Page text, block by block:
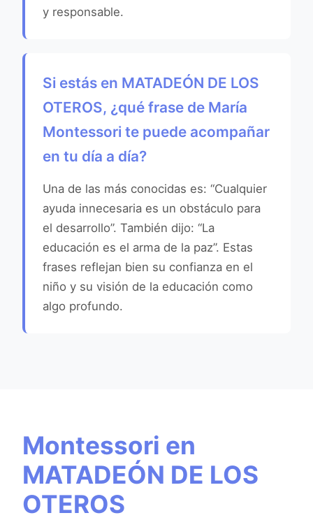
y responsable.
Si estás en MATADEÓN DE LOS
OTEROS, ¿qué frase de María
Montessori te puede acompañar
en tu día a día?
Una de las más conocidas es: “Cualquier
ayuda innecesaria es un obstáculo para
el desarrollo”. También dijo: “La
educación es el arma de la paz”. Estas
frases reflejan bien su confianza en el
niño y su visión de la educación como
algo profundo.
Montessori en
MATADEÓN DE LOS
OTEROS